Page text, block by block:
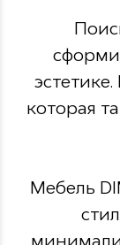
которая
Мебель